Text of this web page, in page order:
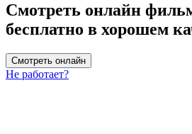
Смотреть онлайн
бесплатно в хорошем
Смотреть онлайн
Не работает?